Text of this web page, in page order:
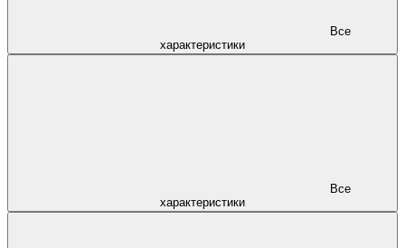
характеристики
характеристики